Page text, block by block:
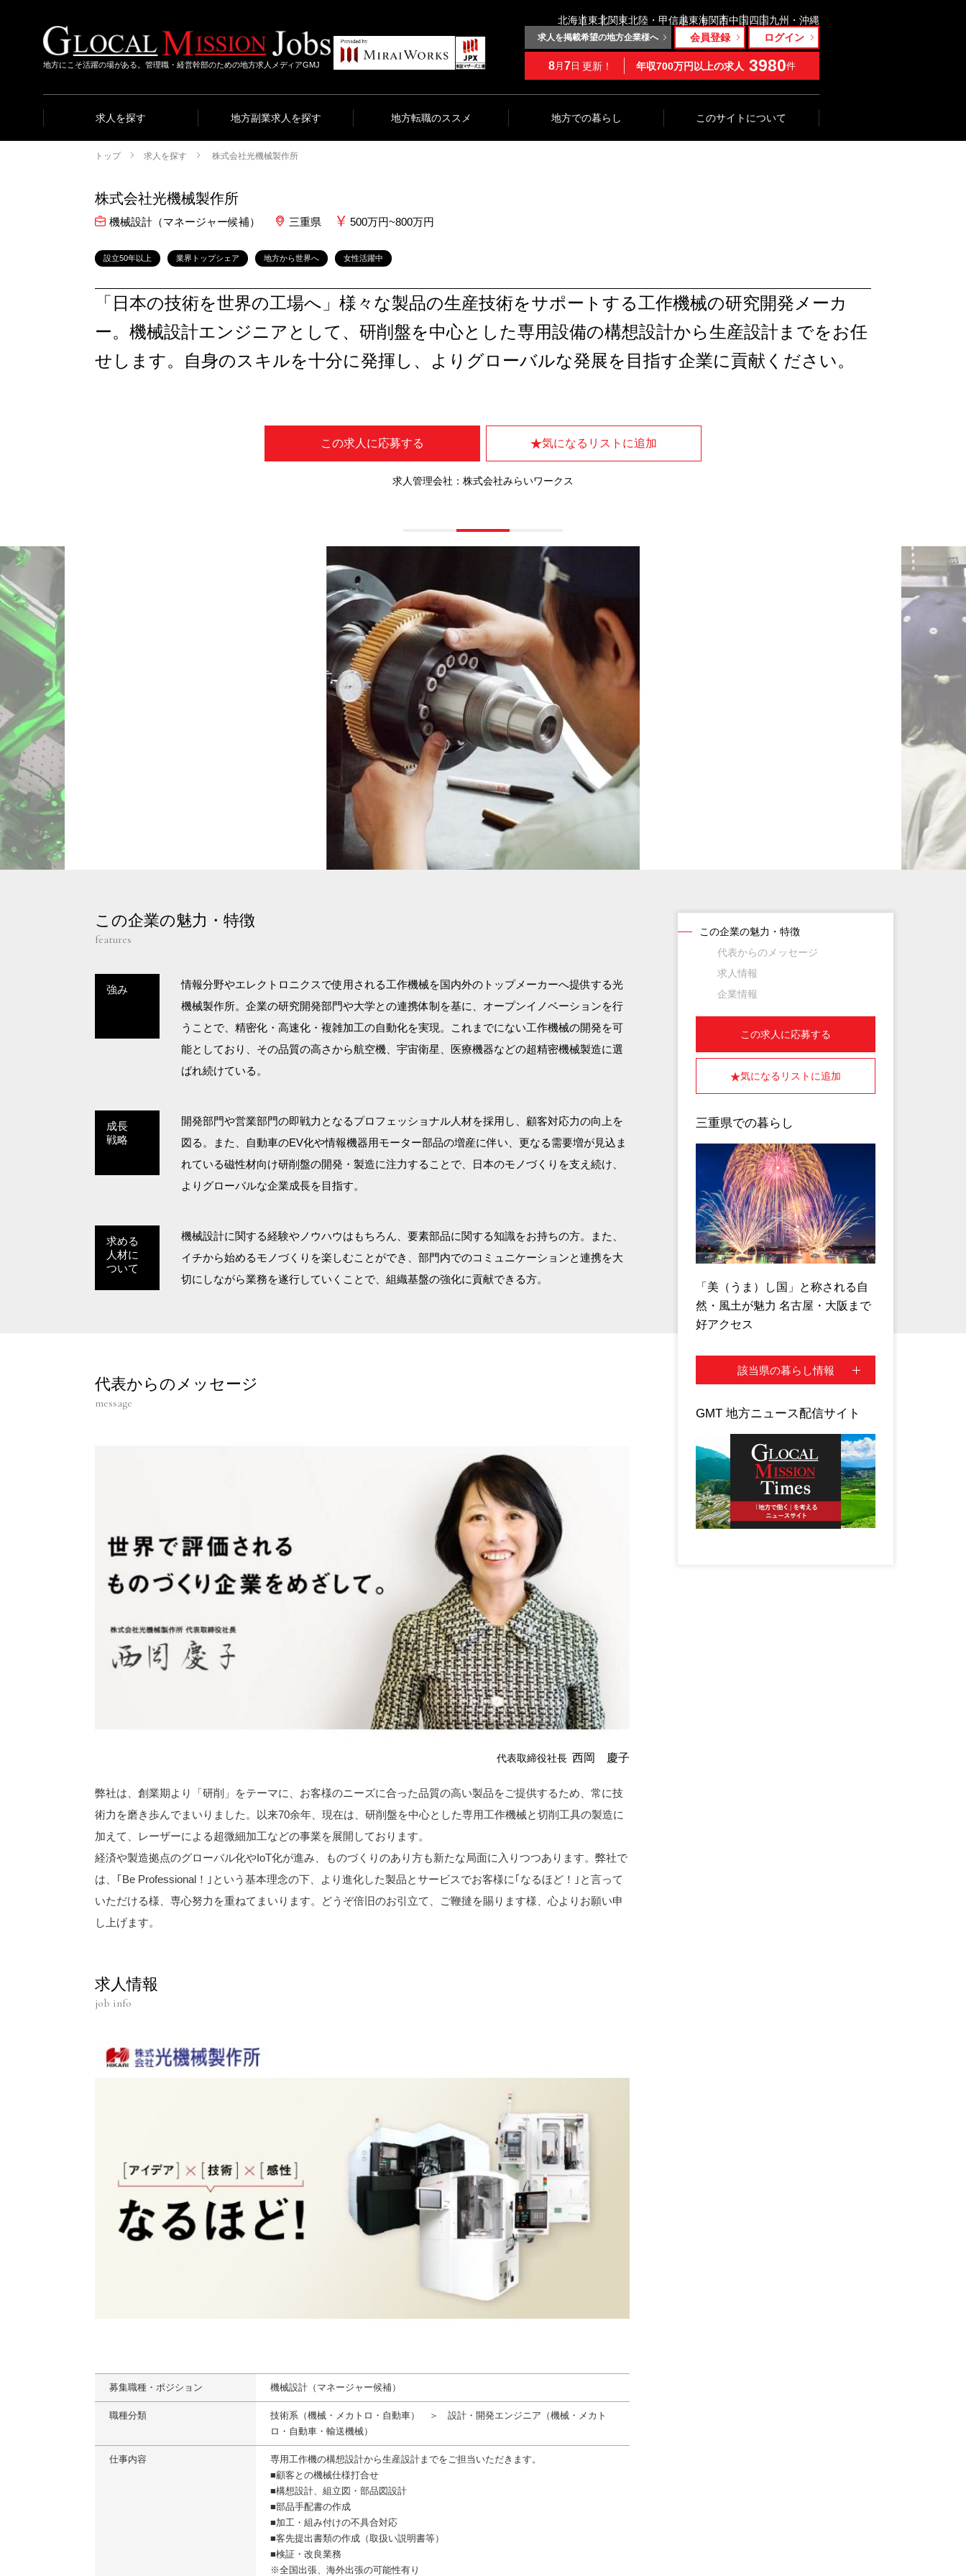
地方にこそ活躍の場がある。管理職・経営幹部のための地方求人メディアGMJ
北海道東北関東北陸・甲信越東海関西中国四国九州・沖縄
求人を掲載希望の地方企業様へ 会員登録 ログイン
8月 7日 更新！ 年収700万円以上の求人 3980件
求人を探す 地方副業求人を探す 地方転職のススメ 地方での暮らし このサイトについて
トップ 求人を探す 株式会社光機械製作所
株式会社光機械製作所
機械設計（マネージャー候補） 三重県 500万円~800万円
設立50年以上 業界トップシェア 地方から世界へ 女性活躍中
「日本の技術を世界の工場へ」様々な製品の生産技術をサポートする工作機械の研究開発メーカ
ー。機械設計エンジニアとして、研削盤を中心とした専用設備の構想設計から生産設計までをお任
せします。自身のスキルを十分に発揮し、よりグローバルな発展を目指す企業に貢献ください。
この求人に応募する 気になるリストに追加
求人管理会社：株式会社みらいワークス
この企業の魅力・特徴
features
強み
情報分野やエレクトロニクスで使用される工作機械を国内外のトップメーカーへ提供する光
機械製作所。企業の研究開発部門や大学との連携体制を基に、オープンイノベーションを行
うことで、精密化・高速化・複雑加工の自動化を実現。これまでにない工作機械の開発を可
能としており、その品質の高さから航空機、宇宙衛星、医療機器などの超精密機械製造に選
ばれ続けている。
成長
戦略
開発部門や営業部門の即戦力となるプロフェッショナル人材を採用し、顧客対応力の向上を
図る。また、自動車のEV化や情報機器用モーター部品の増産に伴い、更なる需要増が見込ま
れている磁性材向け研削盤の開発・製造に注力することで、日本のモノづくりを支え続け、
よりグローバルな企業成長を目指す。
求める
人材に
ついて
機械設計に関する経験やノウハウはもちろん、要素部品に関する知識をお持ちの方。また、
イチから始めるモノづくりを楽しむことができ、部門内でのコミュニケーションと連携を大
切にしながら業務を遂行していくことで、組織基盤の強化に貢献できる方。
代表からのメッセージ
message
代表取締役社長 西岡 慶子
弊社は、創業期より「研削」をテーマに、お客様のニーズに合った品質の高い製品をご提供するため、常に技
術力を磨き歩んでまいりました。以来70余年、現在は、研削盤を中心とした専用工作機械と切削工具の製造に
加えて、レーザーによる超微細加工などの事業を展開しております。
経済や製造拠点のグローバル化やIoT化が進み、ものづくりのあり方も新たな局面に入りつつあります。弊社で
は、｢Be Professional！｣という基本理念の下、より進化した製品とサービスでお客様に｢なるほど！｣と言って
いただける様、専心努力を重ねてまいります。どうぞ倍旧のお引立て、ご鞭撻を賜ります様、心よりお願い申
し上げます。
求人情報
job info
募集職種・ポジション 機械設計（マネージャー候補）
職種分類
技術系（機械・メカトロ・自動車） ＞ 設計・開発エンジニア（機械・メカト
ロ・自動車・輸送機械）
仕事内容
専用工作機の構想設計から生産設計までをご担当いただきます。
■顧客との機械仕様打合せ
■構想設計、組立図・部品図設計
■部品手配書の作成
■加工・組み付けの不具合対応
■客先提出書類の作成（取扱い説明書等）
■検証・改良業務
※全国出張、海外出張の可能性有り
この企業の魅力・特徴
代表からのメッセージ
求人情報
企業情報
この求人に応募する
気になるリストに追加
三重県での暮らし
「美（うま）し国」と称される自
然・風土が魅力 名古屋・大阪まで
好アクセス
該当県の暮らし情報
GMT 地方ニュース配信サイト